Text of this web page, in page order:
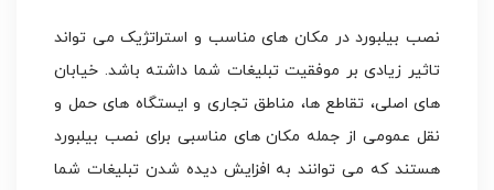
نصب بیلبورد در مکان های مناسب و استراتژیک می تواند
تاثیر زیادی بر موفقیت تبلیغات شما داشته باشد. خیابان
های اصلی، تقاطع ها، مناطق تجاری و ایستگاه های حمل و
نقل عمومی از جمله مکان های مناسبی برای نصب بیلبورد
هستند که می توانند به افزایش دیده شدن تبلیغات شما